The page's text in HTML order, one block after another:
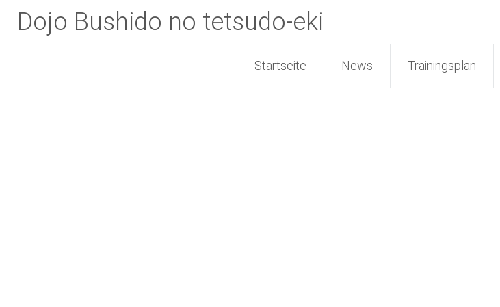
Dojo Bushido no tetsudo-eki
Startseite News Trainingsplan